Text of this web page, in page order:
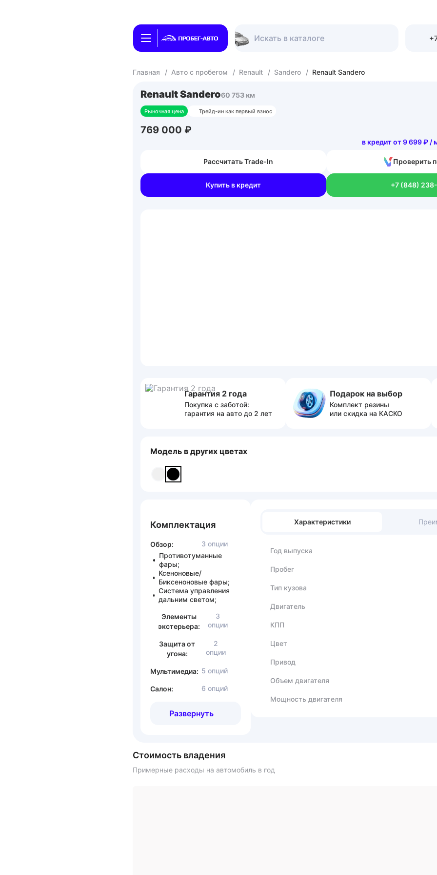
Главная / Авто с пробегом / Renault / Sandero / Renault Sandero
Renault Sandero60 753 км
Рыночная цена Трейд-ин как первый взнос
769 000 ₽
в кредит от 9 699 ₽ /
Рассчитать Trade-In Проверить
Купить в кредит +7 (848)
Гарантия 2 года
Покупка с заботой:
гарантия на авто до 2 лет
Подарок на выбор
Комплект резины
или скидка на КАСКО
Модель в других цветах
Комплектация
Обзор:
3 опции
Противотуманные
фары;
Ксеноновые/
Биксеноновые фары;
Система управления
дальним светом;
Элементы
экстерьера:
3
опции
Защита от
угона:
2
опции
Мультимедиа: 5 опций
Салон: 6 опций
Развернуть
Характеристики
Год выпуска
Пробег
Тип кузова
Двигатель
КПП
Цвет
Привод
Объем двигателя
Мощность двигателя
Стоимость владения
Примерные расходы на автомобиль в год